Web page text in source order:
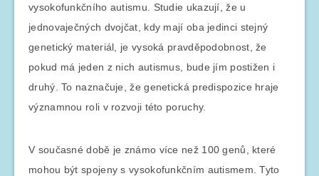
vysokofunkčního autismu. Studie ukazují, že u
jednovaječných dvojčat, kdy mají oba jedinci stejný
genetický materiál, je vysoká pravděpodobnost, že
pokud má jeden z nich autismus, bude jím postižen i
druhý. To naznačuje, že genetická predispozice hraje
významnou roli v rozvoji této poruchy.
V současné době je známo více než 100 genů, které
mohou být spojeny s vysokofunkčním autismem. Tyto